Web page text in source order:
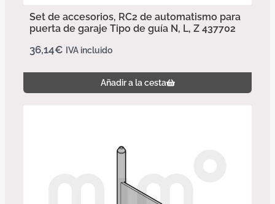
Set de accesorios, RC2 de automatismo para
puerta de garaje Tipo de guía N, L, Z 437702
36,14€ IVA incluido
Añadir a la cesta